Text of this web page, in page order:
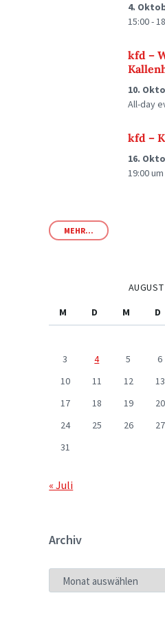
4.
15:00 -
kfd –
10.
All-day
kfd –
16.
19:00um
MEHR...
M
D M D
3
4 5 6
10
11 12 13
17
18 19 20
24
25 26 27
31
« Juli
Archiv
ARCHIV